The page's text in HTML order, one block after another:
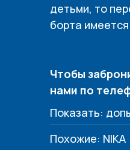
детьми, то
борта
Чтобы
нами по
Показать:
Похожие: NIKA